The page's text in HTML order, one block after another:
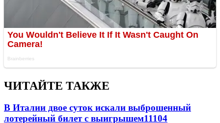
ЧИТАЙТЕ ТАКЖЕ
В Италии двое суток искали выброшенный
лотерейный билет с выигрышем11104